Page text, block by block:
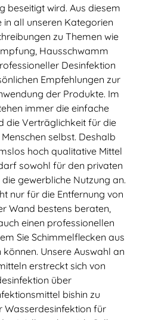
beseitigt wird. Aus diesem
in all unseren Kategorien
zu Themen wie
Hausschwamm
Desinfektion
Empfehlungen zur
der Produkte. Im
immer die einfache
die Verträglichkeit für die
selbst. Deshalb
hoch qualitative Mittel
sowohl für den privaten
gewerbliche Nutzung an.
nur für die Entfernung von
Wand bestens beraten,
einen professionellen
Sie Schimmelflecken aus
Unsere Auswahl an
erstreckt sich von
über
bishin zu
Wasserdesinfektion für